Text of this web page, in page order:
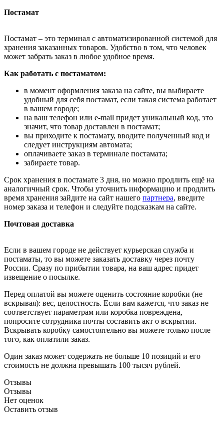
Постамат
Постамат – это терминал с автоматизированной системой для
хранения заказанных товаров. Удобство в том, что человек
может забрать заказ в любое удобное время.
Как работать с постаматом:
в момент оформления заказа на сайте, вы выбираете
удобный для себя постамат, если такая система работает
в вашем городе;
на ваш телефон или e-mail придет уникальный код, это
значит, что товар доставлен в постамат;
вы приходите к постамату, вводите полученный код и
следует инструкциям автомата;
оплачиваете заказ в терминале постамата;
забираете товар.
Срок хранения в постамате 3 дня, но можно продлить ещё на
аналогичный срок. Чтобы уточнить информацию и продлить
время хранения зайдите на сайт нашего партнера, введите
номер заказа и телефон и следуйте подсказкам на сайте.
Почтовая доставка
Если в вашем городе не действует курьерская служба и
постаматы, то вы можете заказать доставку через почту
России. Сразу по прибытии товара, на ваш адрес придет
извещение о посылке.
Перед оплатой вы можете оценить состояние коробки (не
вскрывая): вес, целостность. Если вам кажется, что заказ не
соответствует параметрам или коробка повреждена,
попросите сотрудника почты составить акт о вскрытии.
Вскрывать коробку самостоятельно вы можете только после
того, как оплатили заказ.
Один заказ может содержать не больше 10 позиций и его
стоимость не должна превышать 100 тысяч рублей.
Отзывы
Отзывы
Нет оценок
Оставить отзыв